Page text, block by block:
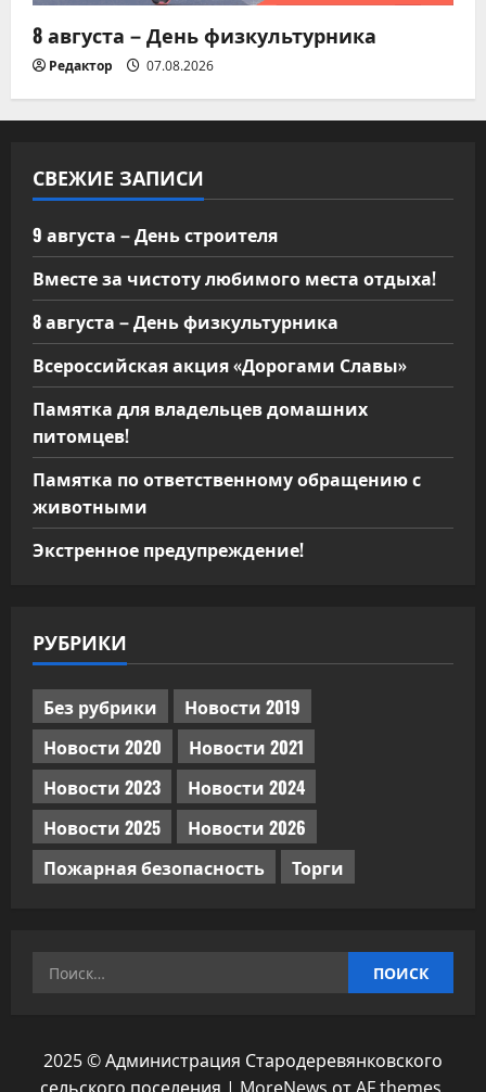
8 августа – День физкультурника
Редактор 07.08.2026
СВЕЖИЕ ЗАПИСИ
9 августа – День строителя
Вместе за чистоту любимого места отдыха!
8 августа – День физкультурника
Всероссийская акция «Дорогами Славы»
Памятка для владельцев домашних
питомцев!
Памятка по ответственному обращению с
животными
Экстренное предупреждение!
РУБРИКИ
Без рубрики
Новости 2019
Новости 2020
Новости 2021
Новости 2023
Новости 2024
Новости 2025
Новости 2026
Пожарная безопасность
Торги
Найти:
2025 © Администрация Стародеревянковского